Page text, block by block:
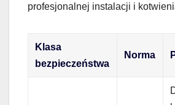
profesjonalnej instalacji i
Klasa
bezpieczeństwa
Norma